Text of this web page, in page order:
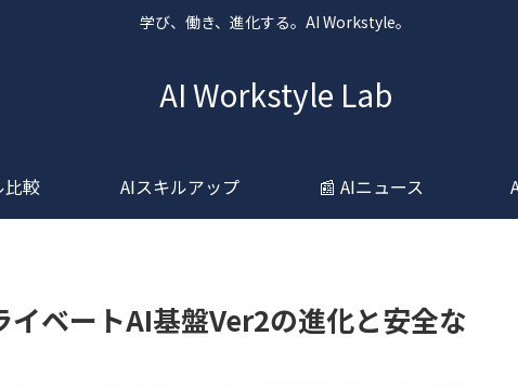
学び、働き、進化する。AI Workstyle。
AI Workstyle Lab
比較 AIスキルアップ 📰 AIニュース
ベートAI基盤Ver2の進化と安全な